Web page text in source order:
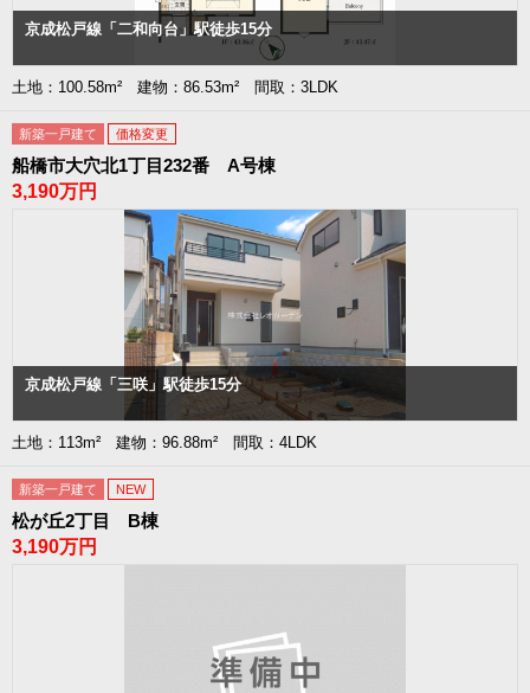
京成松戸線「二和向台」駅徒歩15分
土地：100.58m² 建物：86.53m² 間取：3LDK
新築一戸建て 価格変更
船橋市大穴北1丁目232番 A号棟
3,190万円
京成松戸線「三咲」駅徒歩15分
土地：113m² 建物：96.88m² 間取：4LDK
新築一戸建て NEW
松が丘2丁目 B棟
3,190万円